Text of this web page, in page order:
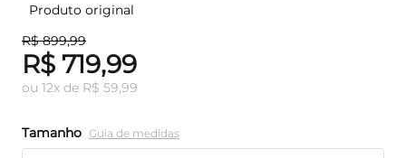
Produto original
R$ 899,99
R$ 719,99
ou 12x de R$ 59,99
Tamanho Guia de medidas